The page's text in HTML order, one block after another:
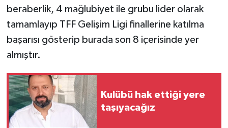
beraberlik, 4 mağlubiyet ile grubu lider olarak
tamamlayıp TFF Gelişim Ligi finallerine katılma
başarısı gösterip burada son 8 içerisinde yer
almıştır.
Kulübü hak ettiği yere
taşıyacağız